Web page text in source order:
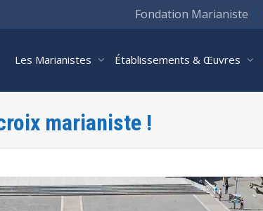
Fondation Marianiste
Les Marianistes Établissements & Œuvres
marianiste !